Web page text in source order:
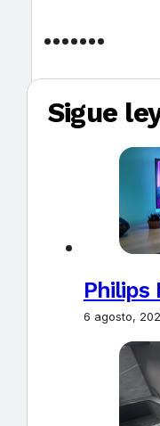
Sigue
Philips
6 agosto,